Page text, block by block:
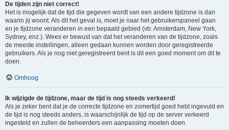
De tijden zijn niet correct!
Het is mogelijk dat de tijd die gegeven wordt van een andere tijdzone is dan
waarin jij woont. Als dit het geval is, moet je naar het gebruikerspaneel gaan
en je tijdzone veranderen in een bepaald gebied (vb: Amsterdam, New York,
Sydney, enz.). Wees er bewust van dat het veranderen van de tijdzone, zoals
de meeste instellingen, alleen gedaan kunnen worden door geregistreerde
gebruikers. Als je nog niet geregistreerd bent is dit een goed moment om dit te
doen.
Omhoog
Ik wijzigde de tijdzone, maar de tijd is nog steeds verkeerd!
Als je zeker bent dat je de correcte tijdzone en zomertijd goed hebt ingevuld en
de tijd is nog steeds anders, is waarschijnlijk de tijd op de server verkeerd
ingesteld en zullen de beheerders een aanpassing moeten doen.